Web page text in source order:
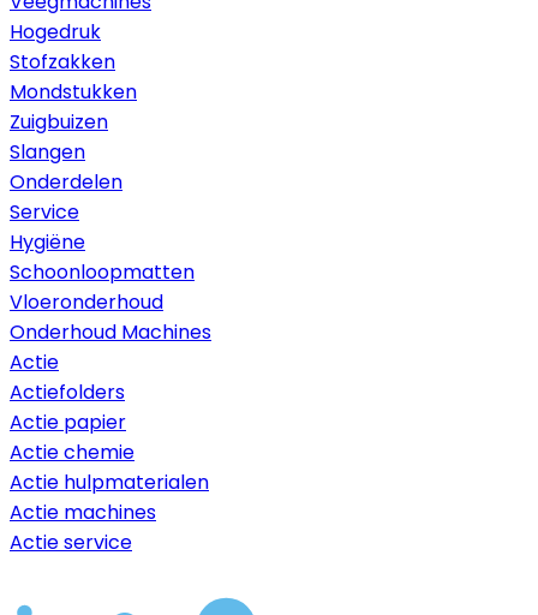
Hogedruk
Stofzakken
Mondstukken
Zuigbuizen
Slangen
Onderdelen
Service
Hygiëne
Schoonloopmatten
Vloeronderhoud
Onderhoud Machines
Actie
Actiefolders
Actie papier
Actie chemie
Actie hulpmaterialen
Actie machines
Actie service